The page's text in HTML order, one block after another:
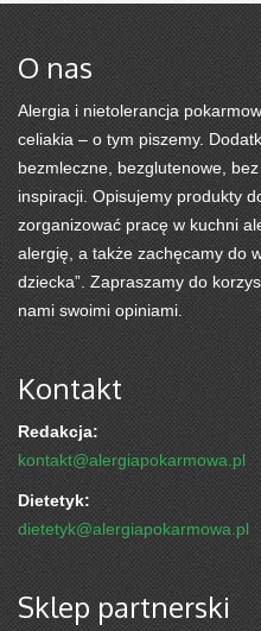
O nas
Alergia i nietolerancja
celiakia – o tym piszemy.
bezmleczne, bezglutenowe,
inspiracji. Opisujemy produkty
zorganizować pracę w kuchni
alergię, a także zachęcamy do
dziecka”. Zapraszamy do
nami swoimi opiniami.
Kontakt
Redakcja:
kontakt@alergiapokarmowa.pl
Dietetyk:
dietetyk@alergiapokarmowa.pl
Sklep partnerski